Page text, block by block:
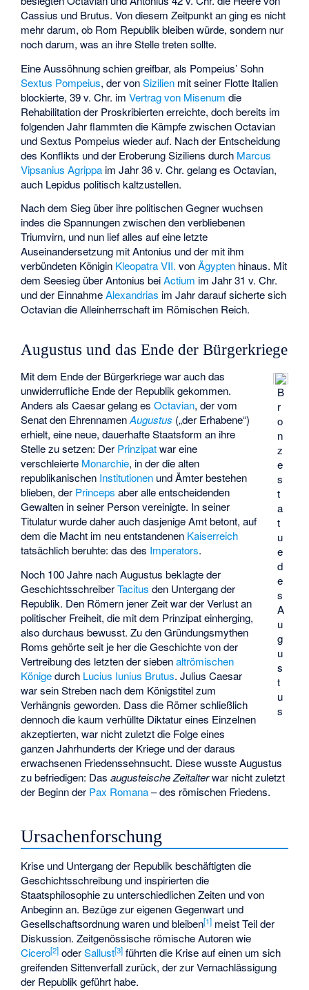
Cassius und Brutus. Von diesem Zeitpunkt an ging es nicht
mehr darum, ob Rom Republik bleiben würde, sondern nur
noch darum, was an ihre Stelle treten sollte.
Eine Aussöhnung schien greifbar, als Pompeius’ Sohn
Sextus Pompeius, der vonSizilien mit seiner Flotte Italien
blockierte, 39 v. Chr. imVertrag von Misenum die
Rehabilitation der Proskribierten erreichte, doch bereits im
folgenden Jahr flammten die Kämpfe zwischen Octavian
und Sextus Pompeius wieder auf. Nach der Entscheidung
des Konflikts und der Eroberung Siziliens durch Marcus
Vipsanius Agrippa im Jahr 36 v. Chr. gelang es Octavian,
auch Lepidus politisch kaltzustellen.
Nach dem Sieg über ihre politischen Gegner wuchsen
indes die Spannungen zwischen den verbliebenen
Triumvirn, und nun lief alles auf eine letzte
Auseinandersetzung mit Antonius und der mit ihm
verbündeten Königin Kleopatra VII. vonÄgypten hinaus. Mit
dem Seesieg über Antonius beiActium im Jahr 31 v. Chr.
und der EinnahmeAlexandrias im Jahr darauf sicherte sich
Octavian die Alleinherrschaft im Römischen Reich.
Augustus und das Ende der Bürgerkriege
B
r
o
n
z
e
s
t
a
t
u
e
d
e
s
A
u
g
u
s
t
u
s
Mit dem Ende der Bürgerkriege war auch das
unwiderrufliche Ende der Republik gekommen.
Anders als Caesar gelang esOctavian, der vom
Senat den EhrennamenAugustus („der Erhabene“)
erhielt, eine neue, dauerhafte Staatsform an ihre
Stelle zu setzen: Der Prinzipatwar eine
verschleierte Monarchie, in der die alten
republikanischen Institutionen und Ämter bestehen
blieben, der Princeps aber alle entscheidenden
Gewalten in seiner Person vereinigte. In seiner
Titulatur wurde daher auch dasjenige Amt betont, auf
dem die Macht im neu entstandenen Kaiserreich
tatsächlich beruhte: das des Imperators.
Noch 100 Jahre nach Augustus beklagte der
GeschichtsschreiberTacitus den Untergang der
Republik. Den Römern jener Zeit war der Verlust an
politischer Freiheit, die mit dem Prinzipat einherging,
also durchaus bewusst. Zu den Gründungsmythen
Roms gehörte seit je her die Geschichte von der
Vertreibung des letzten der siebenaltrömischen
Königedurch Lucius Iunius Brutus. Julius Caesar
war sein Streben nach dem Königstitel zum
Verhängnis geworden. Dass die Römer schließlich
dennoch die kaum verhüllte Diktatur eines Einzelnen
akzeptierten, war nicht zuletzt die Folge eines
ganzen Jahrhunderts der Kriege und der daraus
erwachsenen Friedenssehnsucht. Diese wusste Augustus
zu befriedigen: Dasaugusteische Zeitalterwar nicht zuletzt
der Beginn der Pax Romana– des römischen Friedens.
Ursachenforschung
Krise und Untergang der Republik beschäftigten die
Geschichtsschreibung und inspirierten die
Staatsphilosophie zu unterschiedlichen Zeiten und von
Anbeginn an. Bezüge zur eigenen Gegenwart und
Gesellschaftsordnung waren und bleiben[1] meist Teil der
Diskussion. Zeitgenössische römische Autoren wie
Cicero[2] oderSallust[3] führten die Krise auf einen um sich
greifenden Sittenverfall zurück, der zur Vernachlässigung
der Republik geführt habe.